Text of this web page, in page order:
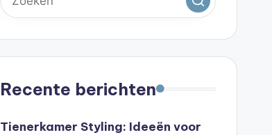
Recente berichten
Tienerkamer Styling: Ideeën voor